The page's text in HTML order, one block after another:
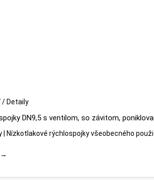
Tento
má
viacero
Možnosti
môžete
/Detaily
DN9,5 s ventilom, so závitom,
| Nízkotlakové rýchlospojky všeobecného
→